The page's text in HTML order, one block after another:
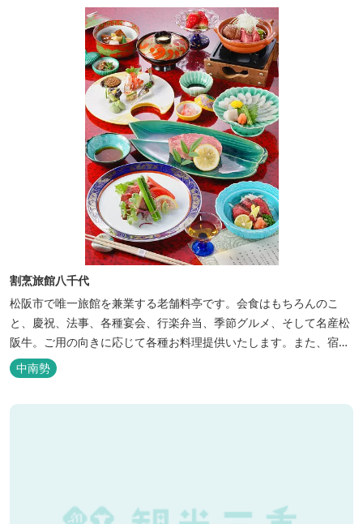
割烹旅館八千代
松阪市で唯一旅館を兼業する老舗料亭です。会食はもちろんのこ
と、慶祝、法事、各種宴会、行楽弁当、季節グルメ、そして名産松
阪牛。ご用の向きに応じて各種お料理提供いたします。また、宿泊
のご用もたまわります。 国登録有形文化財に選ばれた純木造建築で
昔風情をお楽しみください。
中南勢